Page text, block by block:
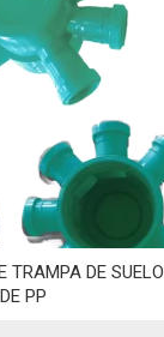
TRAMPA DE SUELO
PP